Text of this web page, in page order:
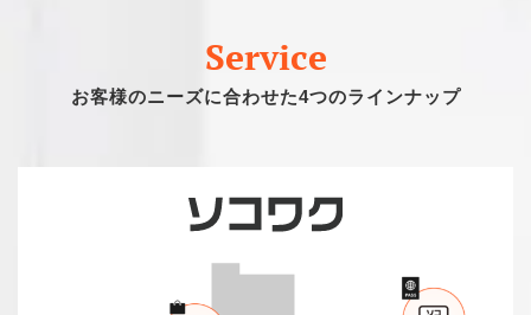
Service
お客様のニーズに合わせた4つのラインナップ